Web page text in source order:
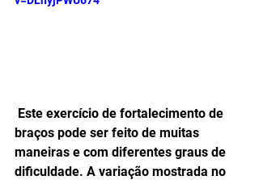
braços pode ser feito de muitas
maneiras e com diferentes graus de
dificuldade. A variação mostrada no